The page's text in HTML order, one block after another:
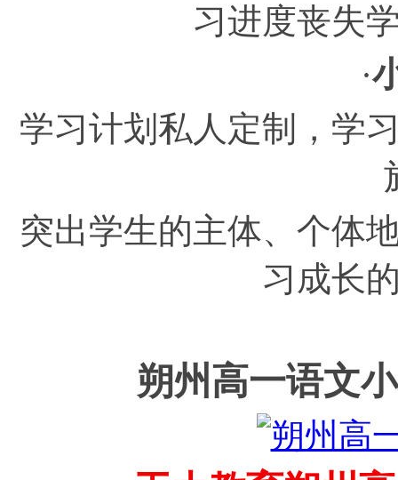
习进度丧失
·
学习计划私人定制，学
突出学生的主体、个体
习成长
朔州高一语文